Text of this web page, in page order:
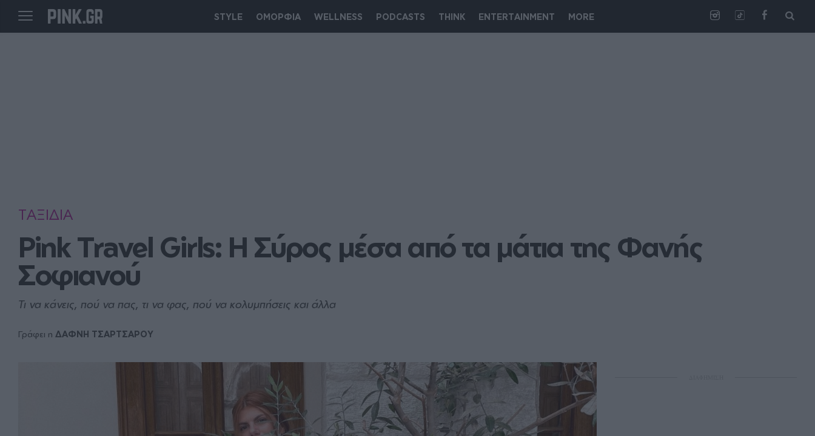
STYLE ΟΜΟΡΦΙΑ WELLNESS PODCASTS THINK ENTERTAINMENT MORE
ΤΑΞΙΔΙΑ
Pink Travel Girls: Η Σύρος μέσα από τα μάτια της Φανής
Σοφιανού
Τι να κάνεις, πού να πας, τι να φας, πού να κολυμπήσεις και άλλα
Γράφει η ΔΑΦΝΗ ΤΣΑΡΤΣΑΡΟΥ